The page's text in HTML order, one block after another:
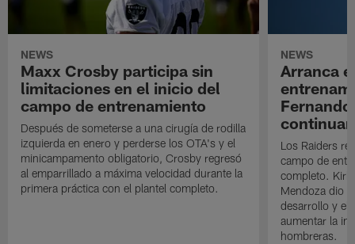
NEWS
Maxx Crosby participa sin
limitaciones en el inicio del
campo de entrenamiento
Después de someterse a una cirugía de rodilla
izquierda en enero y perderse los OTA's y el
minicampamento obligatorio, Crosby regresó
al emparrillado a máxima velocidad durante la
primera práctica con el plantel completo.
NEWS
Arranca
Los Raiders
campo de
completo. Kirk
Mendoza dio
desarrollo y el
aumentar la
hombreras.